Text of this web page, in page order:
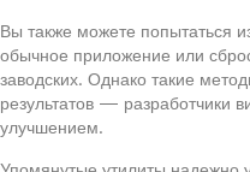
Вы также можете попытаться
обычное приложение или
заводских. Однако такие
результатов — разработчики
улучшением.